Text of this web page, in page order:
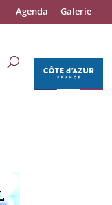
Agenda Galerie